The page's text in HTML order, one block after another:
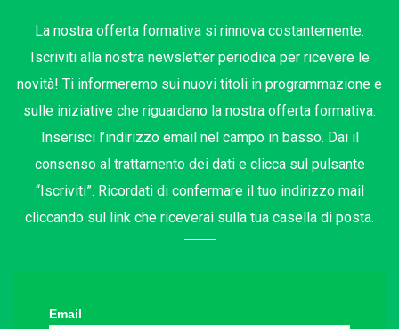
La nostra offerta formativa si rinnova costantemente.
Iscriviti alla nostra newsletter periodica per ricevere le
novità! Ti informeremo sui nuovi titoli in programmazione e
sulle iniziative che riguardano la nostra offerta formativa.
Inserisci l’indirizzo email nel campo in basso. Dai il
consenso al trattamento dei dati e clicca sul pulsante
“Iscriviti”. Ricordati di confermare il tuo indirizzo mail
cliccando sul link che riceverai sulla tua casella di posta.
Email